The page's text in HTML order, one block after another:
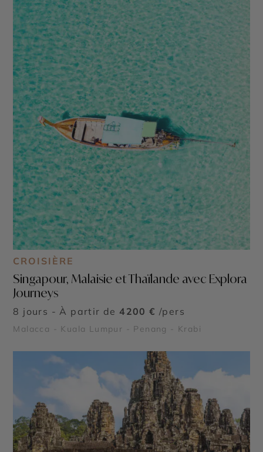
CROISIÈRE
Singapour, Malaisie et Thaïlande avec Explora
Journeys
8 jours - À partir de 4200 € /pers
Malacca - Kuala Lumpur - Penang - Krabi